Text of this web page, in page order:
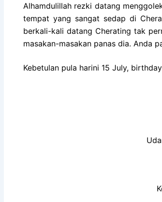
Alhamdulillah rezki datang
tempat yang sangat sedap di
berkali-kali datang Cherating tak
masakan-masakan panas dia. Anda
Kebetulan pula harini 15 July,